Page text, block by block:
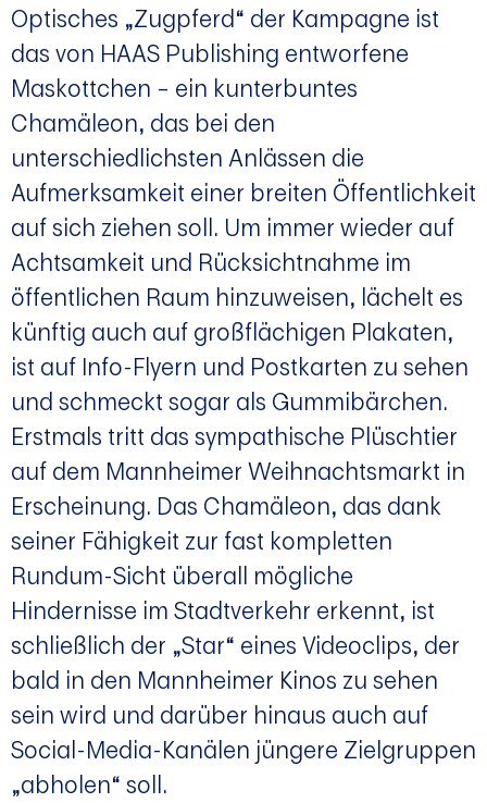
Optisches „Zugpferd“ der Kampagne ist
das von HAAS Publishing entworfene
Maskottchen – ein kunterbuntes
Chamäleon, das bei den
unterschiedlichsten Anlässen die
Aufmerksamkeit einer breiten Öffentlichkeit
auf sich ziehen soll. Um immer wieder auf
Achtsamkeit und Rücksichtnahme im
öffentlichen Raum hinzuweisen, lächelt es
künftig auch auf großflächigen Plakaten,
ist auf Info-Flyern und Postkarten zu sehen
und schmeckt sogar als Gummibärchen.
Erstmals tritt das sympathische Plüschtier
auf dem Mannheimer Weihnachtsmarkt in
Erscheinung. Das Chamäleon, das dank
seiner Fähigkeit zur fast kompletten
Rundum-Sicht überall mögliche
Hindernisse im Stadtverkehr erkennt, ist
schließlich der „Star“ eines Videoclips, der
bald in den Mannheimer Kinos zu sehen
sein wird und darüber hinaus auch auf
Social-Media-Kanälen jüngere Zielgruppen
„abholen“ soll.